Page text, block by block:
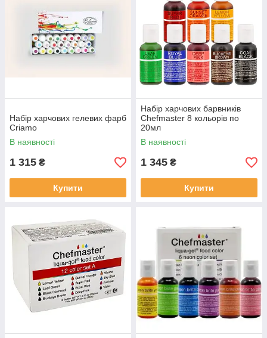
Набір харчових гелевих фарб
Criamo
В наявності
1 315 ₴
Купити
Набір харчових барвників
Chefmaster 8 кольорів по
20мл
В наявності
1 345 ₴
Купити